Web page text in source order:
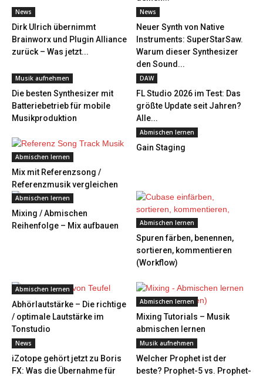
News
Dirk Ulrich übernimmt
Brainworx und Plugin Alliance
zurück – Was jetzt...
News
Neuer Synth von Native
Instruments: SuperStarSaw.
Warum dieser Synthesizer
den Sound...
Musik aufnehmen
Die besten Synthesizer mit
Batteriebetrieb für mobile
Musikproduktion
DAW
FL Studio 2026 im Test: Das
größte Update seit Jahren?
Alle...
Abmischen lernen
Mix mit Referenzsong /
Referenzmusik vergleichen
Abmischen lernen
Gain Staging
Abmischen lernen
Mixing / Abmischen
Reihenfolge – Mix aufbauen
Abmischen lernen
Spuren färben, benennen,
sortieren, kommentieren
(Workflow)
Abmischen lernen
Abhörlautstärke – Die richtige
/ optimale Lautstärke im
Tonstudio
Abmischen lernen
Mixing Tutorials – Musik
abmischen lernen
News
iZotope gehört jetzt zu Boris
FX: Was die Übernahme für
Musik aufnehmen
Welcher Prophet ist der
beste? Prophet-5 vs. Prophet-